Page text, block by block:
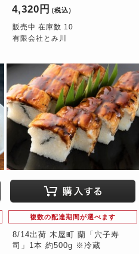
4,320円 （税込）
販売中 在庫数 10
有限会社とみ川
複数の配達期間が選べます
8/14出荷 木屋町 蘭「穴子寿
司」1本 約500g ※冷蔵